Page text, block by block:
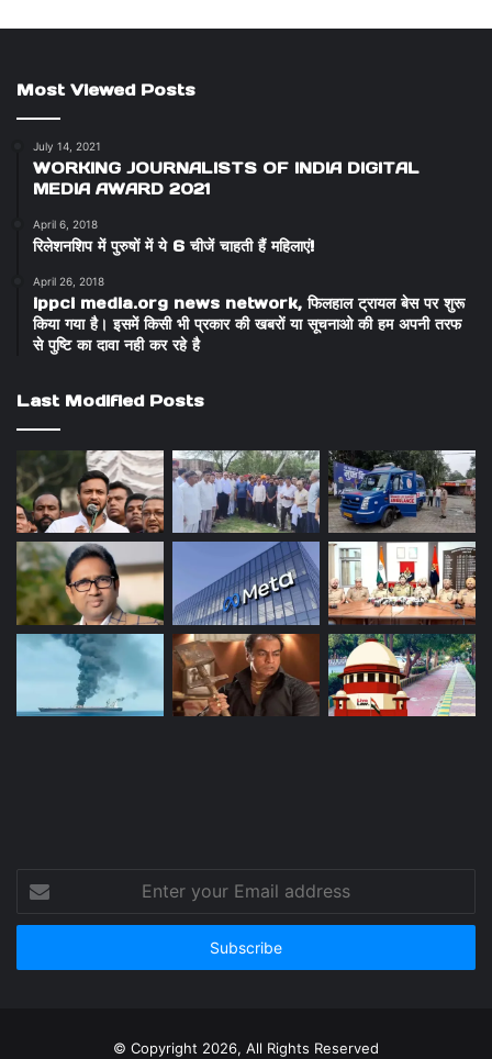
Most Viewed Posts
July 14, 2021
WORKING JOURNALISTS OF INDIA DIGITAL
MEDIA AWARD 2021
April 6, 2018
रिलेशनशिप में पुरुषों में ये 6 चीजें चाहती हैं महिलाएं!
April 26, 2018
ippci media.org news network, फिलहाल ट्रायल बेस पर शुरू
किया गया है। इसमें किसी भी प्रकार की खबरों या सूचनाओ की हम अपनी तरफ
से पुष्टि का दावा नही कर रहे है
Last Modified Posts
your
Email
© Copyright 2026, All Rights Reserved